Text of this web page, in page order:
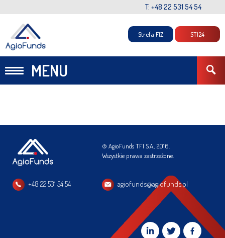
T: +48 22 531 54 54
MENU
Strefa FIZ STI24
© AgioFunds TFI S.A., 2016.
Wszystkie prawa zastrzeżone.
+48 22 531 54 54 agiofunds@agiofunds.pl